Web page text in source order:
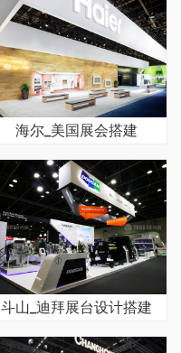
海尔_美国展会搭建
斗山_迪拜展台设计搭建